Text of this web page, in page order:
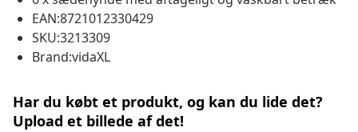
EAN:8721012330429
SKU:3213309
Brand:vidaXL
Har du købt et produkt, og kan du lide det?
Upload et billede af det!